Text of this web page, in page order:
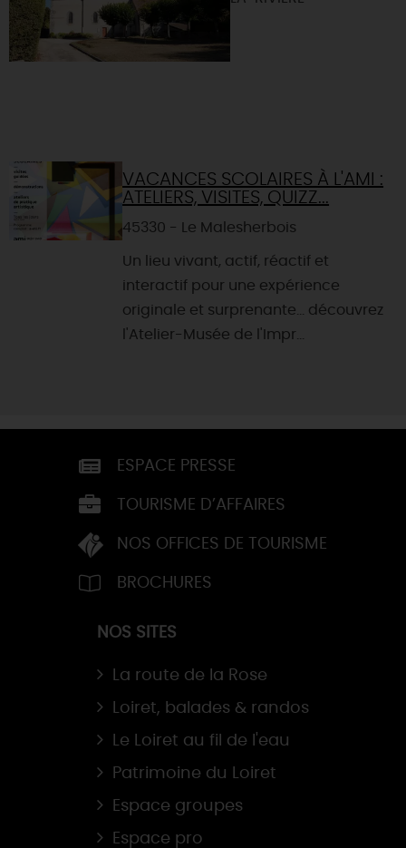
VACANCES SCOLAIRES À L'AMI :
ATELIERS, VISITES, QUIZZ...
45330 - Le Malesherbois
Un lieu vivant, actif, réactif et
interactif pour une expérience
originale et surprenante... découvrez
l'Atelier-Musée de l'Impr...
ESPACE PRESSE
TOURISME D’AFFAIRES
NOS OFFICES DE TOURISME
BROCHURES
NOS SITES
La route de la Rose
Loiret, balades & randos
Le Loiret au fil de l'eau
Patrimoine du Loiret
Espace groupes
Espace pro